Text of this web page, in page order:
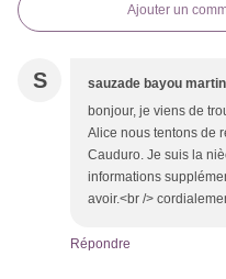
Ajouter un
S sauzade bayou martin
bonjour, je viens de
Alice nous tentons de
Cauduro. Je suis la
informations
avoir.<br />
Répondre